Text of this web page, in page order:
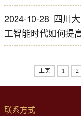
2024-10-28 四川
工智能时代如何提
上页 1 2
联系方式